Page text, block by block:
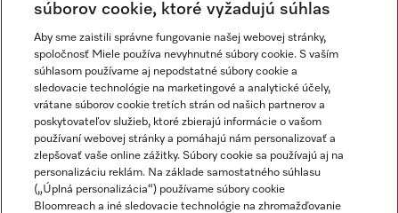
Newsletter
Miele na Instagrame
Miele na YouTube
súborov cookie, ktoré vyžadujú súhlas
Aby sme zaistili správne fungovanie našej webovej stránky,
spoločnosť Miele používa nevyhnutné súbory cookie. S vaším
súhlasom používame aj nepodstatné súbory cookie a
sledovacie technológie na marketingové a analytické účely,
vrátane súborov cookie tretích strán od našich partnerov a
poskytovateľov služieb, ktoré zbierajú informácie o vašom
používaní webovej stránky a pomáhajú nám personalizovať a
zlepšovať vaše online zážitky. Súbory cookie sa používajú aj na
personalizáciu reklám. Na základe samostatného súhlasu
(„Úplná personalizácia“) používame súbory cookie
Bloomreach a iné sledovacie technológie na zhromažďovanie